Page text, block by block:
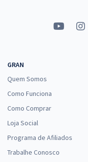
GRAN
Quem Somos
Como Funciona
Como Comprar
Loja Social
Programa de Afiliados
Trabalhe Conosco